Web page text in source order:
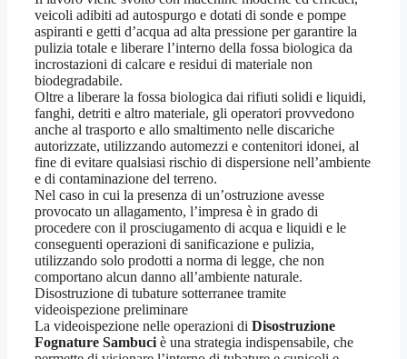
veicoli adibiti ad autospurgo e dotati di sonde e pompe
aspiranti e getti d’acqua ad alta pressione per garantire la
pulizia totale e liberare l’interno della fossa biologica da
incrostazioni di calcare e residui di materiale non
biodegradabile.
Oltre a liberare la fossa biologica dai rifiuti solidi e liquidi,
fanghi, detriti e altro materiale, gli operatori provvedono
anche al trasporto e allo smaltimento nelle discariche
autorizzate, utilizzando automezzi e contenitori idonei, al
fine di evitare qualsiasi rischio di dispersione nell’ambiente
e di contaminazione del terreno.
Nel caso in cui la presenza di un’ostruzione avesse
provocato un allagamento, l’impresa è in grado di
procedere con il prosciugamento di acqua e liquidi e le
conseguenti operazioni di sanificazione e pulizia,
utilizzando solo prodotti a norma di legge, che non
comportano alcun danno all’ambiente naturale.
Disostruzione di tubature sotterranee tramite
videoispezione preliminare
La videoispezione nelle operazioni di Disostruzione
Fognature Sambuciè una strategia indispensabile, che